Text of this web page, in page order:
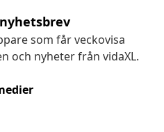
som får veckovisa
och nyheter från vidaXL.